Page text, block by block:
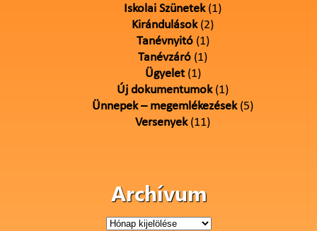
Iskolai Szünetek(1)
Kirándulások(2)
Tanévnyitó(1)
Tanévzáró (1)
Ügyelet(1)
Új dokumentumok(1)
Ünnepek – megemlékezések(5)
Versenyek(11)
Archívum
Archívum